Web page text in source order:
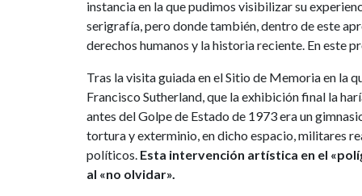
instancia en la que pudimos visibilizar su
serigrafía, pero donde también, dentro de este
derechos humanos y la historia reciente. En este
Tras la visita guiada en el Sitio de Memoria en la
Francisco Sutherland, que la exhibición final la
antes del Golpe de Estado de 1973 era un
tortura y exterminio, en dicho espacio, militares
políticos. Esta intervención artística en el
al «no olvidar».